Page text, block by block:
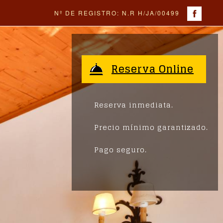
Nº DE REGISTRO: N.R H/JA/00499
Reserva Online
Reserva inmediata.
Precio mínimo garantizado.
Pago seguro.